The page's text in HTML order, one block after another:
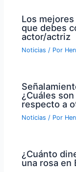
Los
que debes
actor/actriz
Noticias / Por
¿Cuáles
respecto a
Noticias / Por
¿Cuánto
una rosa en